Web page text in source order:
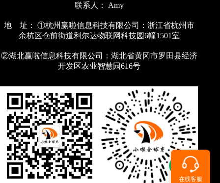
联系人： Amy
地 址： ①杭州赢啦信息科技有限公司：浙江省杭州市
余杭区仓前街道利尔达物联网科技园6幢1501室
②湖北赢啦信息科技有限公司：湖北省黄冈市罗田县经济
开发区农业智慧园616号
在线客服